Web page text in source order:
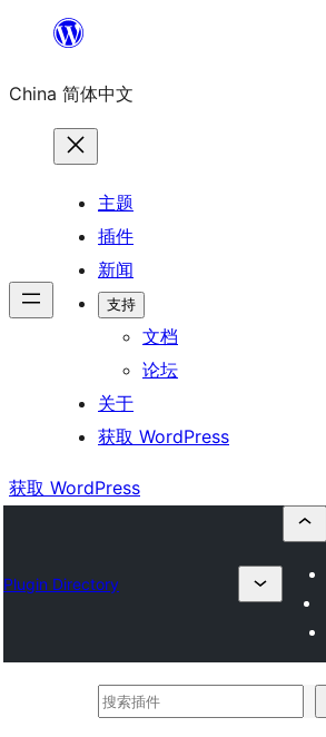
内
China 简体中文
主题
插件
新闻
支持
文档
论坛
关于
获取 WordPress
获取 WordPress
Plugin Directory
搜